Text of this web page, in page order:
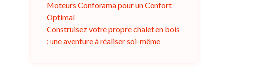
Moteurs Conforama pour un Confort
Optimal
Construisez votre propre chalet en bois
: une aventure à réaliser soi-même